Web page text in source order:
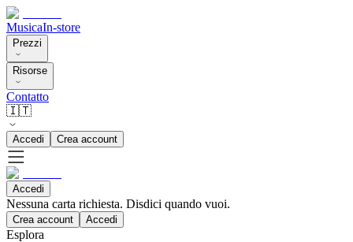
MusicaIn-store
Prezzi
Risorse
Contatto
🇮🇹
Accedi Crea account
Accedi
Nessuna carta richiesta. Disdici quando vuoi.
Crea account Accedi
Esplora